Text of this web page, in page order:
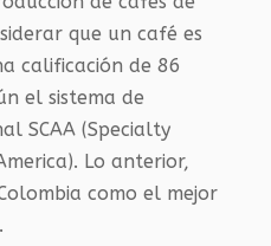
que un café es
calificación de 86
el sistema de
SCAA (Specialty
Lo anterior,
como el mejor